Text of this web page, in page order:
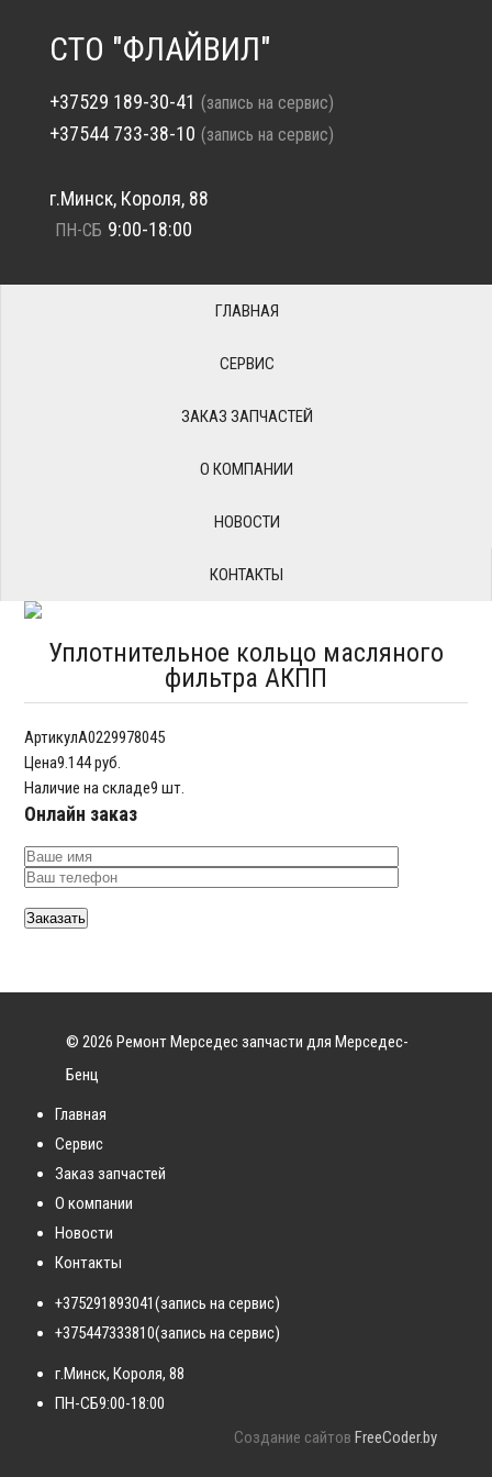
СТО "ФЛАЙВИЛ"
+37529 189-30-41 (запись на сервис)
+37544 733-38-10 (запись на сервис)
г.Минск, Короля, 88
ПН-СБ 9:00-18:00
ГЛАВНАЯ
СЕРВИС
ЗАКАЗ ЗАПЧАСТЕЙ
О КОМПАНИИ
НОВОСТИ
КОНТАКТЫ
Уплотнительное кольцо масляного
фильтра АКПП
АртикулA0229978045
Цена9.144 руб.
Наличие на складе9 шт.
Онлайн заказ
© 2026 Ремонт Мерседес запчасти для Мерседес-
Бенц
Главная
Сервис
Заказ запчастей
О компании
Новости
Контакты
+375291893041(запись на сервис)
+375447333810(запись на сервис)
г.Минск, Короля, 88
ПН-СБ9:00-18:00
Создание сайтов FreeCoder.by